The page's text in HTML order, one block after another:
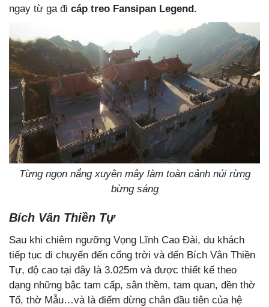
ngay từ ga đi cáp treo Fansipan Legend.
Từng ngọn nắng xuyên mây làm toàn cảnh núi rừng
bừng sáng
Bích Vân Thiền Tự
Sau khi chiêm ngưỡng Vọng Lĩnh Cao Đài, du khách
tiếp tục di chuyển đến cổng trời và đến Bích Vân Thiền
Tự, độ cao tại đây là 3.025m và được thiết kế theo
dạng những bậc tam cấp, sân thềm, tam quan, đền thờ
Tổ, thờ Mẫu…và là điểm dừng chân đầu tiên của hệ